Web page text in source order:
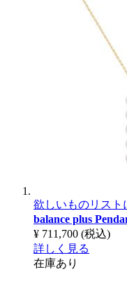
欲しいものリスト
balance plus
¥ 711,700 (税込)
詳しく見る
在庫あり